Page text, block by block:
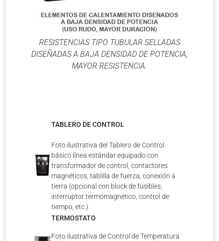
RESISTENCIAS TIPO TUBULAR SELLADAS
DISEÑADAS A BAJA DENSIDAD DE POTENCIA,
MAYOR RESISTENCIA.
TABLERO DE CONTROL
Foto ilustrativa del Tablero de Control
básico línea estándar equipado con
transformador de control, contactores
magnéticos, tablilla de fuerza, conexión a
tierra (opcional con block de fusibles,
interruptor termomagnético, control de
tiempo, etc.)
TERMOSTATO
Foto ilustrativa de Control de Temperatura